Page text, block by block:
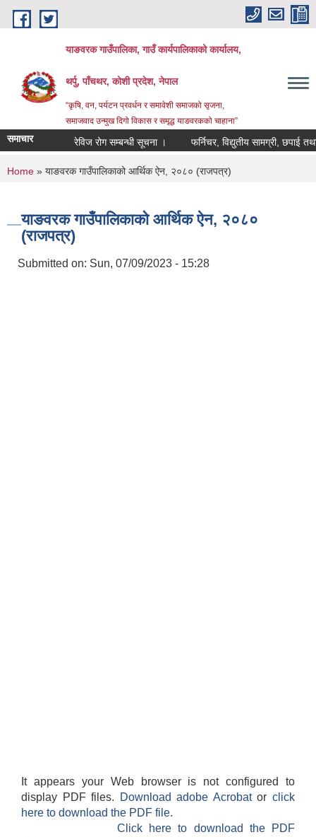
Skip to main content
याङवरक गाउँपालिका, गाउँ कार्यपालिकाको कार्यालय,
थर्पु, पाँचथर, कोशी प्रदेश, नेपाल
“कृषि, वन, पर्यटन प्रवर्धन र समावेशी समाजको सृजना,
समाजवाद उन्मुख दिगो विकास र समृद्ध याङवरकको चाहाना”
समाचार रेविज रोग सम्बन्धी सूचना । फर्निचर, विद्युतीय सामग्री, छपाई
You are here
Home » याङवरक गाउँपालिकाको आर्थिक ऐन, २०८० (राजपत्र)
याङवरक गाउँपालिकाको आर्थिक ऐन, २०८०
(राजपत्र)
Submitted on: Sun, 07/09/2023 - 15:28
It appears your Web browser is not configured to
display PDF files.
Download adobe Acrobatorclick
here to download the PDF file.
Click here to download the PDF